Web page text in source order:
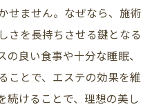
せません。なぜなら、施術
さを長持ちさせる鍵となる
良い食事や十分な睡眠、
ことで、エステの効果を維
続けることで、理想の美し